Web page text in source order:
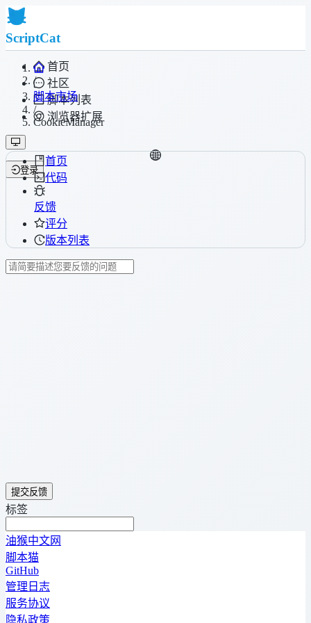
ScriptCat
首页
社区
脚本列表
浏览器扩展
登录
/
脚本市场
/
CookieManager
首页
代码
反馈
评分
版本列表
提交反馈
标签
油猴中文网
脚本猫
GitHub
管理日志
服务协议
隐私政策